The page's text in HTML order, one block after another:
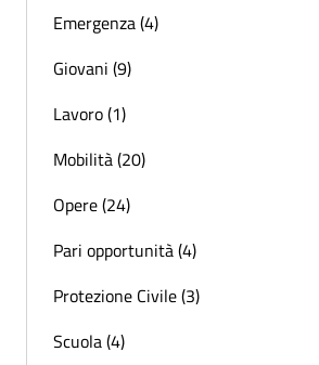
Emergenza (4)
Giovani (9)
Lavoro (1)
Mobilità (20)
Opere (24)
Pari opportunità (4)
Protezione Civile (3)
Scuola (4)